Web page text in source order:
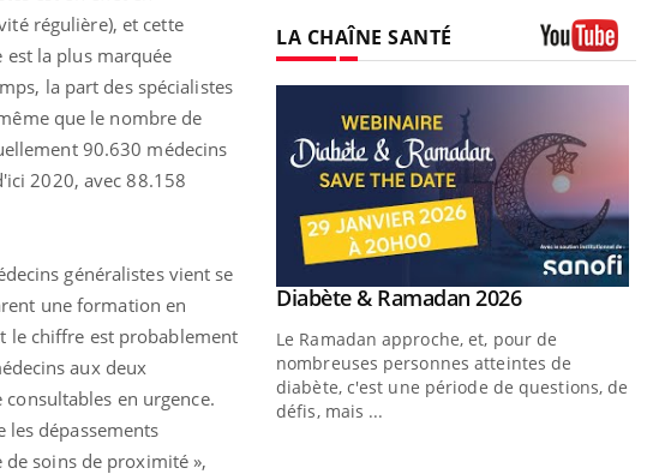
régulière), et cette
est la plus marquée
la part des spécialistes
que le nombre de
90.630 médecins
2020, avec 88.158
généralistes vient se
une formation en
le chiffre est probablement
aux deux
en urgence.
dépassements
de soins de proximité »,
LA CHAÎNE SANTÉ
des Mains : se
l’été !Youtube
et avec lui, un tout nouveau
! Vacances, plage, piscine,
en plein air… Nos mains
Youtube
Diabète & Ramadan 2026Youtube
Le Ramadan approche, et, pour de
nombreuses personnes atteintes de
diabète, c'est une période de questions, de
défis, mais ...